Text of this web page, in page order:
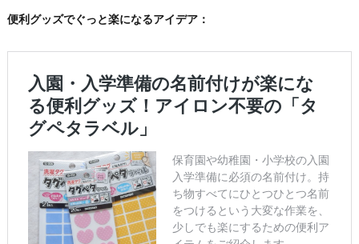
便利グッズでぐっと楽になるアイデア：